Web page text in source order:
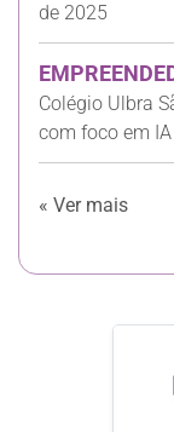
de 2025
Colégio Ulbra
com foco em IA
« Ver mais